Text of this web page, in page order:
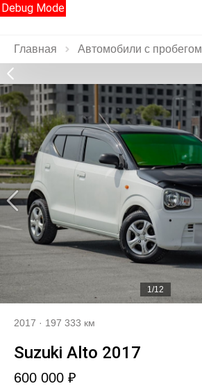
Debug Mode
Главная Автомобили с пробегом
1/12
2017 · 197 333 км
Suzuki Alto 2017
600 000 ₽